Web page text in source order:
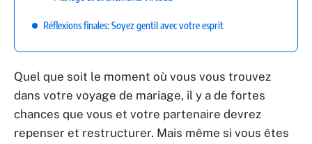
Réflexions finales: Soyez gentil avec votre esprit
Quel que soit le moment où vous vous trouvez
dans votre voyage de mariage, il y a de fortes
chances que vous et votre partenaire devrez
repenser et restructurer. Mais même si vous êtes